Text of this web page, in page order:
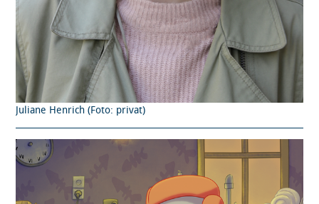
Juliane Henrich (Foto: privat)